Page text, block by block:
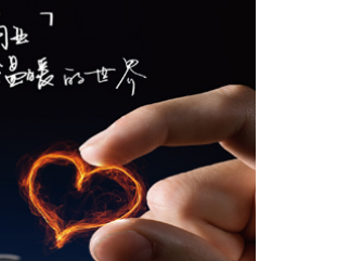
机制、加强品牌宣传推广等提出意
示，希望政企同心合力，构建亲清
态化政企沟通机制，以政府的精准
创新，共建海南跨境电商出海产业
电商一站式服务平台，推动政策红
耦合，使海南在全球跨境电商版图
防总副总指挥、水利部部长李国英